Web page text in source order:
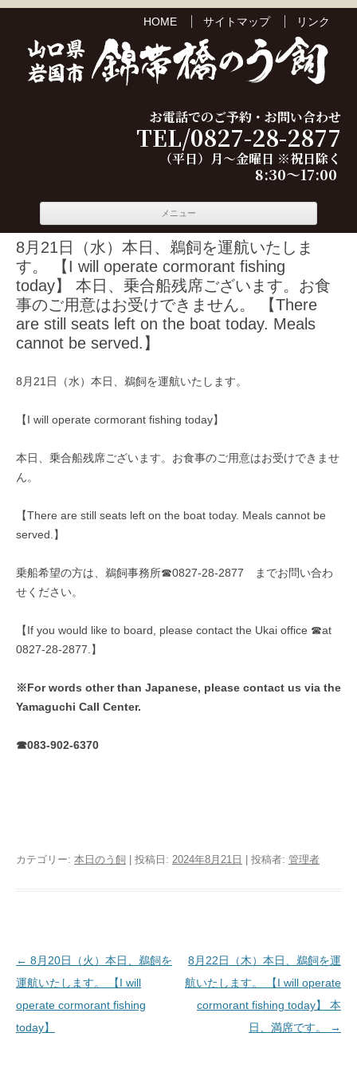
HOME サイトマップ リンク
お電話でのご予約・お問い合わせ
TEL/0827-28-2877
（平日）月～金曜日 ※祝日除く
8:30～17:00
メニュー
8月21日（水）本日、鵜飼を運航いたしま
す。 【I will operate cormorant fishing
today】 本日、乗合船残席ございます。お食
事のご用意はお受けできません。 【There
are still seats left on the boat today. Meals
cannot be served.】
8月21日（水）本日、鵜飼を運航いたします。
【I will operate cormorant fishing today】
本日、乗合船残席ございます。お食事のご用意はお受けできませ
ん。
【There are still seats left on the boat today. Meals cannot be
served.】
乗船希望の方は、鵜飼事務所☎0827-28-2877 までお問い合わ
せください。
【If you would like to board, please contact the Ukai office ☎at
0827-28-2877.】
※For words other than Japanese, please contact us via the
Yamaguchi Call Center.
☎083-902-6370
カテゴリー: 本日のう飼 | 投稿日: 2024年8月21日 投稿者: 管理者
投稿ナビゲーション
← 8月20日（火）本日、鵜飼を
運航いたします。 【I will
operate cormorant fishing
today】
8月22日（木）本日、鵜飼を運
航いたします。 【I will operate
cormorant fishing today】 本
日、満席です。
→